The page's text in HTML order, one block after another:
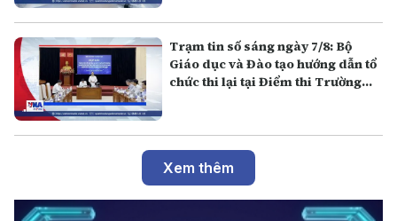
Trạm tin số sáng ngày 7/8: Bộ
Giáo dục và Đào tạo hướng dẫn tổ
chức thi lại tại Điểm thi Trường
Xem thêm